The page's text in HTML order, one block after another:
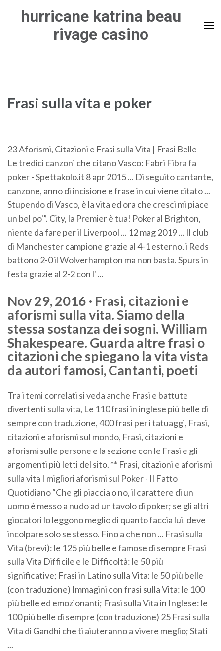
hurricane katrina beau
rivage casino
Frasi sulla vita e poker
23 Aforismi, Citazioni e Frasi sulla Vita | Frasi Belle
Le tredici canzoni che citano Vasco: Fabri Fibra fa
poker - Spettakolo.it 8 apr 2015 ... Di seguito cantante,
canzone, anno di incisione e frase in cui viene citato ...
Stupendo di Vasco, è la vita ed ora che cresci mi piace
un bel po'”. City, la Premier è tua! Poker al Brighton,
niente da fare per il Liverpool ... 12 mag 2019 ... Il club
di Manchester campione grazie al 4-1 esterno, i Reds
battono 2-0 il Wolverhampton ma non basta. Spurs in
festa grazie al 2-2 con l' ...
Nov 29, 2016 · Frasi, citazioni e
aforismi sulla vita. Siamo della
stessa sostanza dei sogni. William
Shakespeare. Guarda altre frasi o
citazioni che spiegano la vita vista
da autori famosi, Cantanti, poeti
Tra i temi correlati si veda anche Frasi e battute
divertenti sulla vita, Le 110 frasi in inglese più belle di
sempre con traduzione, 400 frasi per i tatuaggi, Frasi,
citazioni e aforismi sul mondo, Frasi, citazioni e
aforismi sulle persone e la sezione con le Frasi e gli
argomenti più letti del sito. ** Frasi, citazioni e aforismi
sulla vita I migliori aforismi sul Poker - Il Fatto
Quotidiano “Che gli piaccia o no, il carattere di un
uomo è messo a nudo ad un tavolo di poker; se gli altri
giocatori lo leggono meglio di quanto faccia lui, deve
incolpare solo se stesso. Fino a che non ... Frasi sulla
Vita (brevi): le 125 più belle e famose di sempre Frasi
sulla Vita Difficile e le Difficoltà: le 50 più
significative; Frasi in Latino sulla Vita: le 50 più belle
(con traduzione) Immagini con frasi sulla Vita: le 100
più belle ed emozionanti; Frasi sulla Vita in Inglese: le
100 più belle di sempre (con traduzione) 25 Frasi sulla
Vita di Gandhi che ti aiuteranno a vivere meglio; Stati
...